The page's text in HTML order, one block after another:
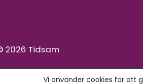
2026 Tidsam
Vi använder cookies för att